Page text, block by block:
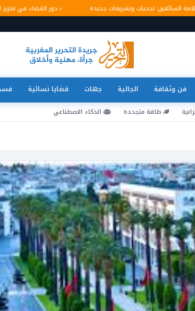
سلامة السائقين: تحديات وتشريعات جديدة دور القضاء في
فن وثقافة الجالية جهات قضايا نسائية
طاقة متجددة الذكاء الاصطناعي